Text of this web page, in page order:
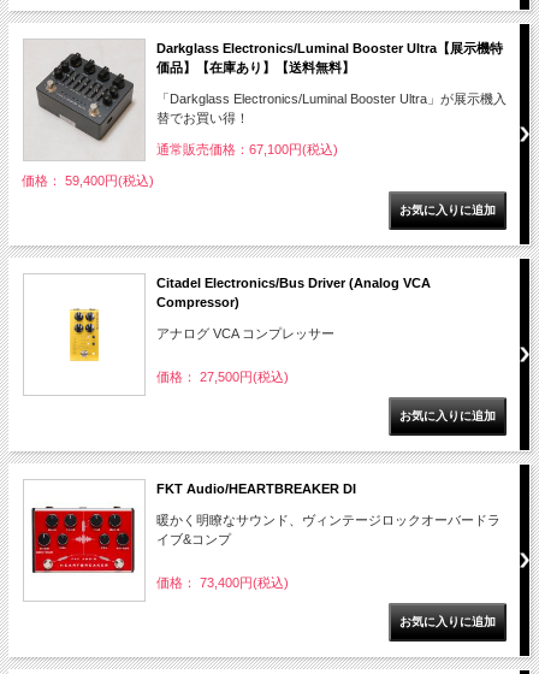
Darkglass Electronics/Luminal Booster Ultra【展示機特
価品】【在庫あり】【送料無料】
「Darkglass Electronics/Luminal Booster Ultra」が展示機入
替でお買い得！
通常販売価格：67,100円(税込)
価格： 59,400円(税込)
Citadel Electronics/Bus Driver (Analog VCA
Compressor)
アナログ VCA コンプレッサー
価格： 27,500円(税込)
FKT Audio/HEARTBREAKER DI
暖かく明瞭なサウンド、ヴィンテージロックオーバードラ
イブ&コンプ
価格： 73,400円(税込)